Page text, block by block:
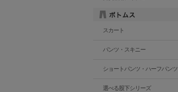
スカート
パンツ・スキニー
ショートパンツ・ハーフパンツ
選べる股下シリーズ